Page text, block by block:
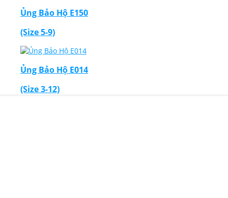
Ủng Bảo Hộ E150
(Size 5-9)
Ủng Bảo Hộ E014
(Size 3-12)
Thiết Kế Website